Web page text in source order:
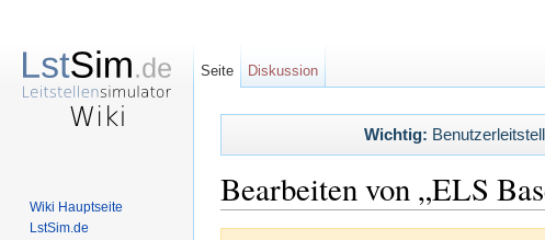
Wichtig:
Bearbeiten von „ELS
Seite Diskussion
Wiki Hauptseite
LstSim.de